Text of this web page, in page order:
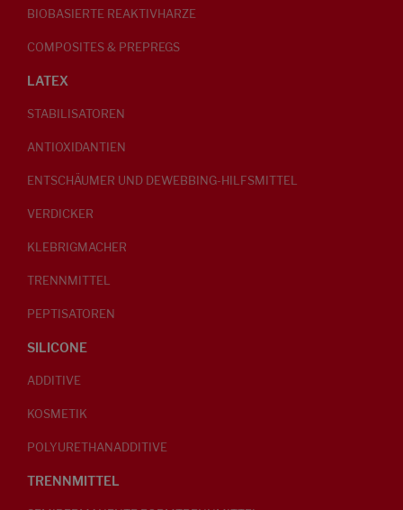
BIOBASIERTE REAKTIVHARZE
COMPOSITES & PREPREGS
LATEX
STABILISATOREN
ANTIOXIDANTIEN
ENTSCHÄUMER UND DEWEBBING-HILFSMITTEL
VERDICKER
KLEBRIGMACHER
TRENNMITTEL
PEPTISATOREN
SILICONE
ADDITIVE
KOSMETIK
POLYURETHANADDITIVE
TRENNMITTEL